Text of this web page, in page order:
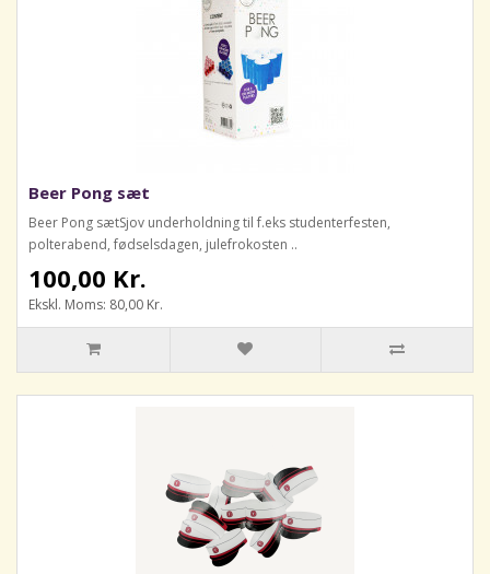
Beer Pong sæt
Beer Pong sætSjov underholdning til f.eks studenterfesten,
polterabend, fødselsdagen, julefrokosten ..
100,00 Kr.
Ekskl. Moms: 80,00 Kr.